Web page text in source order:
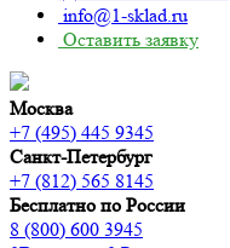
info@1-sklad.ru
Оставить заявку
Москва
+7 (495) 445 9345
Санкт-Петербург
+7 (812) 565 8145
Бесплатно по России
8 (800) 600 3945